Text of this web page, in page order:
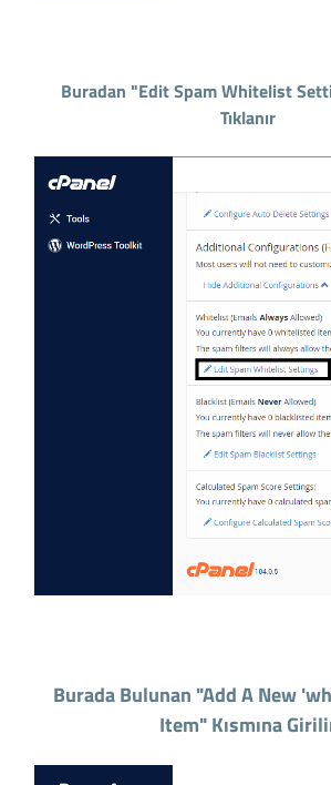
Buradan "Edit Spam Whitelist
Tıklanır
Burada Bulunan "Add A New
Item" Kısmına